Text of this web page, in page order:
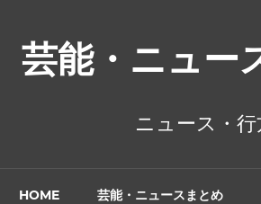
芸能・ニュー
ニュース・
HOME 芸能・ニュースまとめ